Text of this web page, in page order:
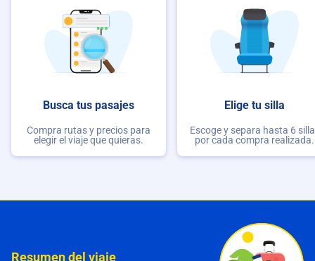
Busca tus pasajes
Compra rutas y precios para
elegir el viaje que quieras.
Elige tu silla
Escoge y separa hasta 6
por cada compra realizada.
Resumen del viaje